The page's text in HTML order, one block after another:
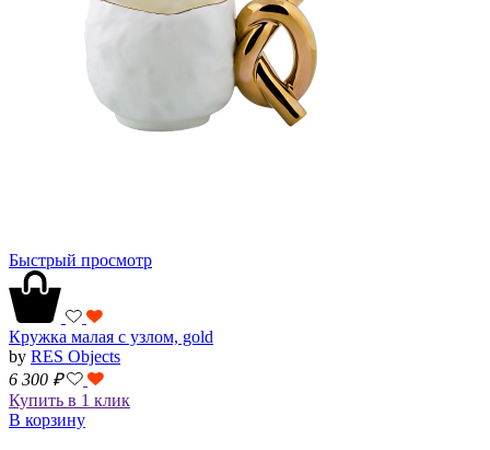
Быстрый просмотр
Кружка малая с узлом, gold
by RES Objects
6 300 ₽
Купить в 1 клик
В корзину